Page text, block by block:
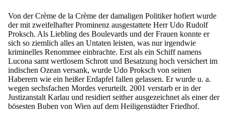
Von der Crème de la Crème der damaligen Politiker hofiert wurde
der mit zweifelhafter Prominenz ausgestattete Herr Udo Rudolf
Proksch. Als Liebling des Boulevards und der Frauen konnte er
sich so ziemlich alles an Untaten leisten, was nur irgendwie
kriminelles Renommee einbrachte. Erst als ein Schiff namens
Lucona samt wertlosem Schrott und Besatzung hoch versichert im
indischen Ozean versank, wurde Udo Proksch von seinen
Haberern wie ein heißer Erdapfel fallen gelassen. Er wurde u. a.
wegen sechsfachen Mordes verurteilt. 2001 verstarb er in der
Justizanstalt Karlau und residiert seither ausgezeichnet als einer der
bösesten Buben von Wien auf dem Heiligenstädter Friedhof.